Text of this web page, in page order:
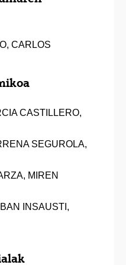
CARLOS
CASTILLERO,
SEGUROLA,
MIREN
INSAUSTI,